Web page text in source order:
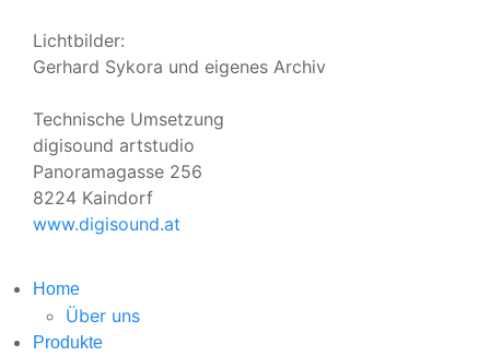
Lichtbilder:
Gerhard Sykora und eigenes Archiv
Technische Umsetzung
digisound artstudio
Panoramagasse 256
8224 Kaindorf
www.digisound.at
Home
Über uns
Produkte